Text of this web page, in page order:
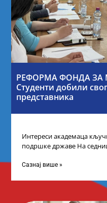
РЕФОРМА ФОНДА ЗА
Студенти добили
представника
Интереси академаца
подршке државе На
Сазнај више »